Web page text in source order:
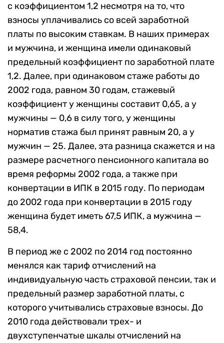
с коэффициентом 1,2 несмотря на то, что
взносы уплачивались со всей заработной
платы по высоким ставкам. В наших примерах
и мужчина, и женщина имели одинаковый
предельный коэффициент по заработной плате
1,2. Далее, при одинаковом стаже работы до
2002 года, равном 30 годам, стажевый
коэффициент у женщины составит 0,65, а у
мужчины — 0,6 в силу того, у женщины
норматив стажа был принят равным 20, а у
мужчин — 25. Далее, эта разница скажется и на
размере расчетного пенсионного капитала во
время реформы 2002 года, а также при
конвертации в ИПК в 2015 году. По периодам
до 2002 года при конвертации в 2015 году
женщина будет иметь 67,5 ИПК, а мужчина —
58,4.
В период же с 2002 по 2014 год постоянно
менялся как тариф отчислений на
индивидуальную часть страховой пенсии, так и
предельный размер заработной платы, с
которого учитывались страховые взносы. До
2010 года действовали трех- и
двухступенчатые шкалы отчислений на